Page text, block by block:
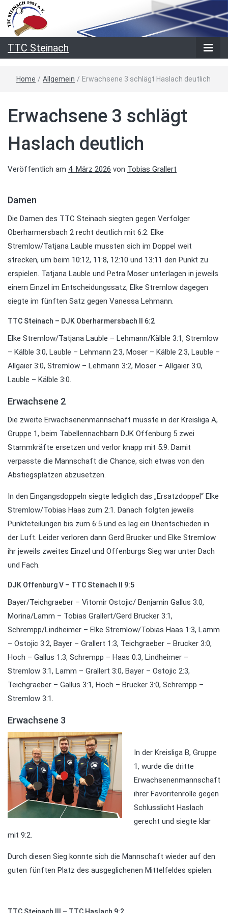
TTC Steinach
Home / Allgemein / Erwachsene 3 schlägt Haslach deutlich
Erwachsene 3 schlägt
Haslach deutlich
Veröffentlich am 4. März 2026 von Tobias Grallert
Damen
Die Damen des TTC Steinach siegten gegen Verfolger
Oberharmersbach 2 recht deutlich mit 6:2. Elke
Stremlow/Tatjana Lauble mussten sich im Doppel weit
strecken, um beim 10:12, 11:8, 12:10 und 13:11 den Punkt zu
erspielen. Tatjana Lauble und Petra Moser unterlagen in jeweils
einem Einzel im Entscheidungssatz, Elke Stremlow dagegen
siegte im fünften Satz gegen Vanessa Lehmann.
TTC Steinach – DJK Oberharmersbach II 6:2
Elke Stremlow/Tatjana Lauble – Lehmann/Kälble 3:1, Stremlow
– Kälble 3:0, Lauble – Lehmann 2:3, Moser – Kälble 2:3, Lauble –
Allgaier 3:0, Stremlow – Lehmann 3:2, Moser – Allgaier 3:0,
Lauble – Kälble 3:0.
Erwachsene 2
Die zweite Erwachsenenmannschaft musste in der Kreisliga A,
Gruppe 1, beim Tabellennachbarn DJK Offenburg 5 zwei
Stammkräfte ersetzen und verlor knapp mit 5:9. Damit
verpasste die Mannschaft die Chance, sich etwas von den
Abstiegsplätzen abzusetzen.
In den Eingangsdoppeln siegte lediglich das „Ersatzdoppel“ Elke
Stremlow/Tobias Haas zum 2:1. Danach folgten jeweils
Punkteteilungen bis zum 6:5 und es lag ein Unentschieden in
der Luft. Leider verloren dann Gerd Brucker und Elke Stremlow
ihr jeweils zweites Einzel und Offenburgs Sieg war unter Dach
und Fach.
DJK Offenburg V – TTC Steinach II 9:5
Bayer/Teichgraeber – Vitomir Ostojic/ Benjamin Gallus 3:0,
Morina/Lamm – Tobias Grallert/Gerd Brucker 3:1,
Schrempp/Lindheimer – Elke Stremlow/Tobias Haas 1:3, Lamm
– Ostojic 3:2, Bayer – Grallert 1:3, Teichgraeber – Brucker 3:0,
Hoch – Gallus 1:3, Schrempp – Haas 0:3, Lindheimer –
Stremlow 3:1, Lamm – Grallert 3:0, Bayer – Ostojic 2:3,
Teichgraeber – Gallus 3:1, Hoch – Brucker 3:0, Schrempp –
Stremlow 3:1.
Erwachsene 3
In der Kreisliga B, Gruppe
1, wurde die dritte
Erwachsenenmannschaft
ihrer Favoritenrolle gegen
Schlusslicht Haslach
gerecht und siegte klar
mit 9:2.
Durch diesen Sieg konnte sich die Mannschaft wieder auf den
guten fünften Platz des ausgeglichenen Mittelfeldes spielen.
TTC Steinach III – TTC Haslach 9:2